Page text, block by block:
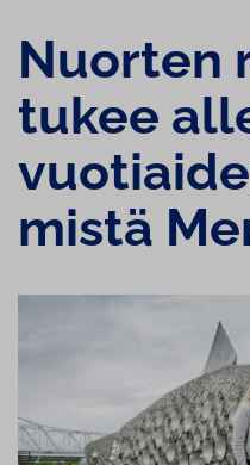
Nuorten
tukee
mis­tä